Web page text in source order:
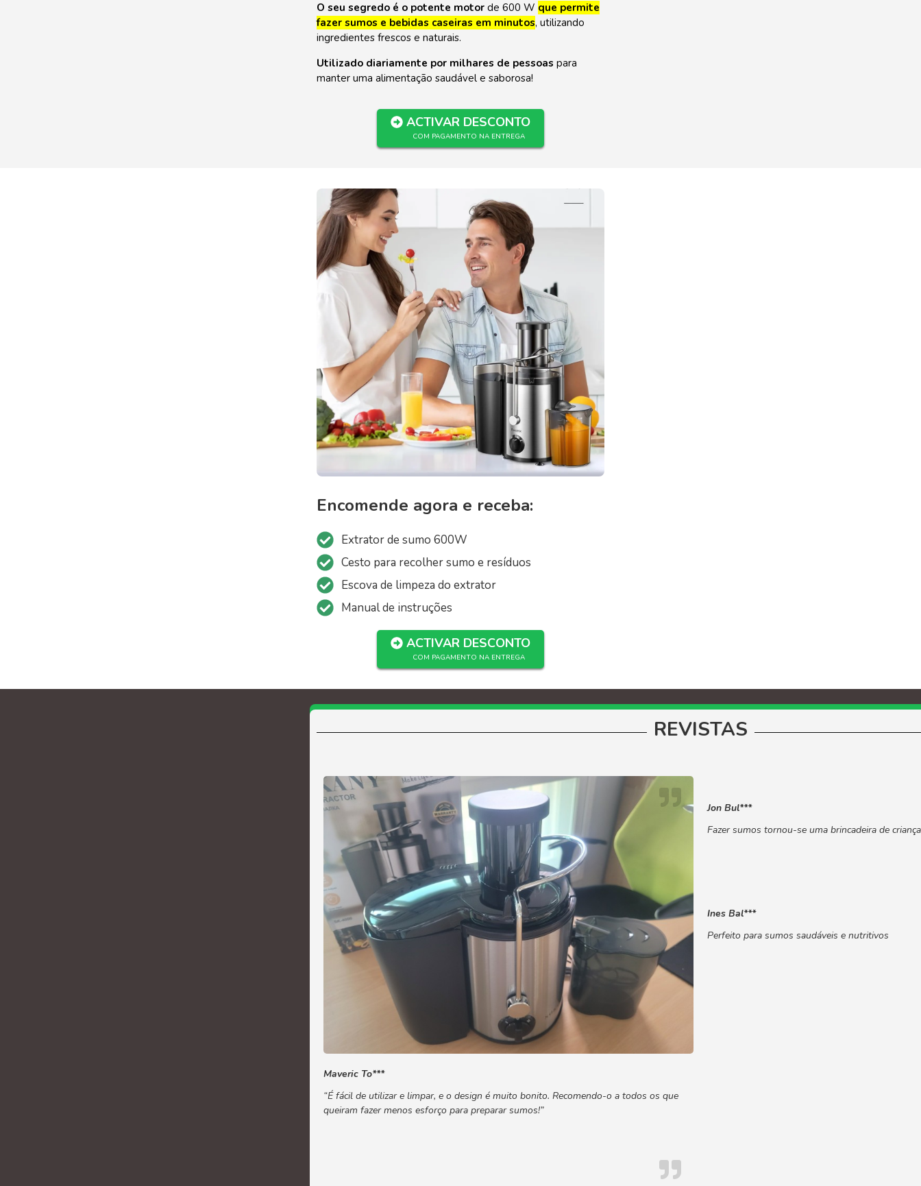
O seu segredo é o potente motor de 600 W que permite
fazer sumos e bebidas caseiras em minutos, utilizando
ingredientes frescos e naturais.
Utilizado diariamente por milhares de pessoas para
manter uma alimentação saudável e saborosa!
ACTIVAR DESCONTO
COM PAGAMENTO NA ENTREGA
Encomende agora e receba:
Extrator de sumo 600W
Cesto para recolher sumo e resíduos
Escova de limpeza do extrator
Manual de instruções
ACTIVAR DESCONTO
COM PAGAMENTO NA ENTREGA
REVISTAS
Maveric To***
“É fácil de utilizar e limpar, e o design é muito bonito. Recomendo-o a todos os que
queiram fazer menos esforço para preparar sumos!”
Jon Bul***
Fazer sumos tornou-se uma brincadeira de
Ines Bal***
Perfeito para sumos saudáveis e nutritivos